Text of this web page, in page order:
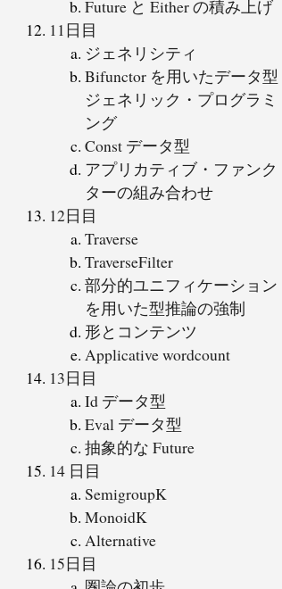
Future と Either の積み上げ
11日目
ジェネリシティ
Bifunctor を用いたデータ型
ジェネリック・プログラミ
ング
Const データ型
アプリカティブ・ファンク
ターの組み合わせ
12日目
Traverse
TraverseFilter
部分的ユニフィケーション
を用いた型推論の強制
形とコンテンツ
Applicative wordcount
13日目
Id データ型
Eval データ型
抽象的な Future
14 日目
SemigroupK
MonoidK
Alternative
15日目